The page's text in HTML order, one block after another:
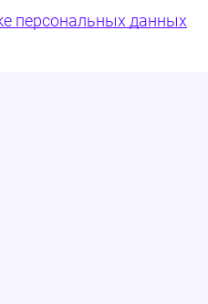
персональных данных